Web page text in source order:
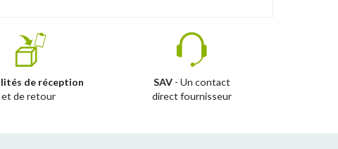
de réception
et de retour
SAV- Un contact
direct fournisseur